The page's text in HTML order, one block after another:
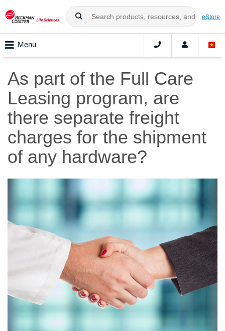
eStore
Menu
As part of the Full Care
Leasing program, are
there separate freight
charges for the shipment
of any hardware?